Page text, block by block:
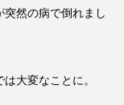
然の病で倒れまし
大変なことに。